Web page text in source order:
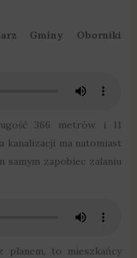
Gminy Oborniki
366 metrów i 11
kanalizacji ma natomiast
zapobiec zalaniu
planem, to mieszkańcy